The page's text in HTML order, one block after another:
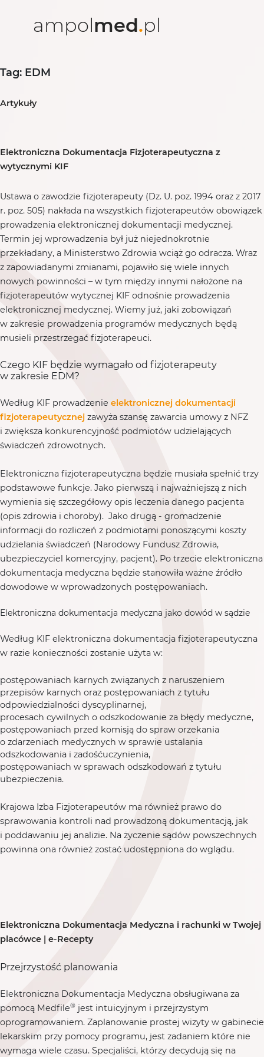
ampolmed.pl
Tag: EDM
Artykuły
Elektroniczna Dokumentacja Fizjoterapeutyczna z
wytycznymi KIF
Ustawa o zawodzie fizjoterapeuty (Dz. U. poz. 1994 oraz z 2017
r. poz. 505) nakłada na wszystkich fizjoterapeutów obowiązek
prowadzenia elektronicznej dokumentacji medycznej.
Termin jej wprowadzenia był już niejednokrotnie
przekładany, a Ministerstwo Zdrowia wciąż go odracza. Wraz
z zapowiadanymi zmianami, pojawiło się wiele innych
nowych powinności – w tym między innymi nałożone na
fizjoterapeutów wytycznej KIF odnośnie prowadzenia
elektronicznej medycznej. Wiemy już, jaki zobowiązań
w zakresie prowadzenia programów medycznych będą
musieli przestrzegać fizjoterapeuci.
Czego KIF będzie wymagało od fizjoterapeuty
w zakresie EDM?
Według KIF prowadzenie elektronicznej dokumentacji
fizjoterapeutycznej zawyża szansę zawarcia umowy z NFZ
i zwiększa konkurencyjność podmiotów udzielających
świadczeń zdrowotnych.
Elektroniczna fizjoterapeutyczna będzie musiała spełnić trzy
podstawowe funkcje. Jako pierwszą i najważniejszą z nich
wymienia się szczegółowy opis leczenia danego pacjenta
(opis zdrowia i choroby). Jako drugą - gromadzenie
informacji do rozliczeń z podmiotami ponoszącymi koszty
udzielania świadczeń (Narodowy Fundusz Zdrowia,
ubezpieczyciel komercyjny, pacjent). Po trzecie elektroniczna
dokumentacja medyczna będzie stanowiła ważne źródło
dowodowe w wprowadzonych postępowaniach.
Elektroniczna dokumentacja medyczna jako dowód w sądzie
Według KIF elektroniczna dokumentacja fizjoterapeutyczna
w razie konieczności zostanie użyta w:
postępowaniach karnych związanych z naruszeniem
przepisów karnych oraz postępowaniach z tytułu
odpowiedzialności dyscyplinarnej,
procesach cywilnych o odszkodowanie za błędy medyczne,
postępowaniach przed komisją do spraw orzekania
o zdarzeniach medycznych w sprawie ustalania
odszkodowania i zadośćuczynienia,
postępowaniach w sprawach odszkodowań z tytułu
ubezpieczenia.
Krajowa Izba Fizjoterapeutów ma również prawo do
sprawowania kontroli nad prowadzoną dokumentacją, jak
i poddawaniu jej analizie. Na życzenie sądów powszechnych
powinna ona również zostać udostępniona do wglądu.
Elektroniczna Dokumentacja Medyczna i rachunki w Twojej
placówce | e-Recepty
Przejrzystość planowania
Elektroniczna Dokumentacja Medyczna obsługiwana za
pomocą Medfile® jest intuicyjnym i przejrzystym
oprogramowaniem. Zaplanowanie prostej wizyty w gabinecie
lekarskim przy pomocy programu, jest zadaniem które nie
wymaga wiele czasu. Specjaliści, którzy decydują się na